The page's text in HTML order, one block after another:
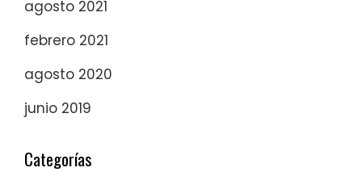
agosto 2021
febrero 2021
agosto 2020
junio 2019
Categorías